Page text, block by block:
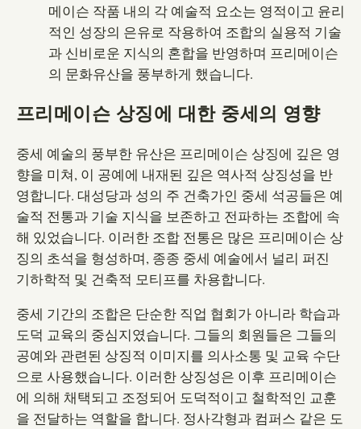
메이슨 작품 내의 각 예술적 요소는 영적이고 윤리
적인 성장의 은유로 작용하여 조합의 실용적 기술
과 신비로운 지식의 혼합을 반영하며 프리메이슨
의 문화유산을 풍부하게 했습니다.
프리메이슨 상징에 대한 중세의 영향
중세 예술의 풍부한 유산은 프리메이슨 상징에 깊은 영
향을 미쳐, 이 공예에 내재된 깊은 역사적 상징성을 반
영합니다. 대성당과 성의 주 건축가인 중세 석공들은 예
술적 전통과 기술 지식을 보존하고 전파하는 조합에 속
해 있었습니다. 이러한 조합 전통은 많은 프리메이슨 상
징의 초석을 형성하며, 종종 중세 예술에서 널리 퍼진
기하학적 및 건축적 모티프를 차용합니다.
중세 기간의 조합은 단순한 직업 협회가 아니라 학습과
도덕 교육의 중심지였습니다. 그들의 회원들은 그들의
공예와 관련된 상징적 이미지를 의사소통 및 교육 수단
으로 사용했습니다. 이러한 상징성은 이후 프리메이슨
에 의해 채택되고 조정되어 도덕적이고 철학적인 교훈
을 전달하는 역할을 합니다. 정사각형과 컴퍼스 같은 도